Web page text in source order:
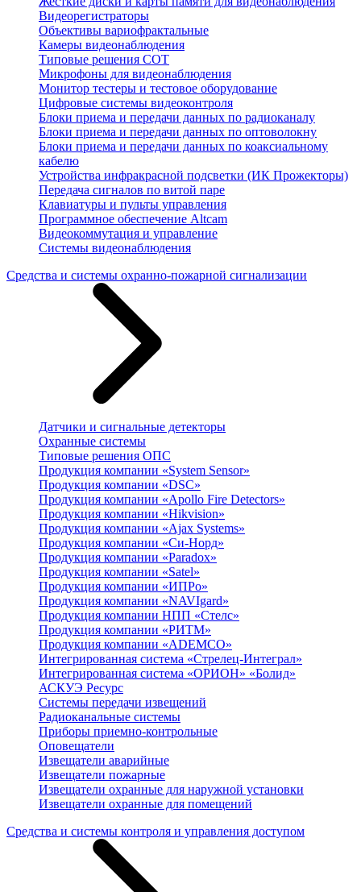
Видеорегистраторы
Объективы вариофрактальные
Камеры видеонаблюдения
Типовые решения СОТ
Микрофоны для видеонаблюдения
Монитор тестеры и тестовое оборудование
Цифровые системы видеоконтроля
Блоки приема и передачи данных по радиоканалу
Блоки приема и передачи данных по оптоволокну
Блоки приема и передачи данных по коаксиальному
кабелю
Устройства инфракрасной подсветки (ИК Прожекторы)
Передача сигналов по витой паре
Клавиатуры и пульты управления
Программное обеспечение Altcam
Видеокоммутация и управление
Системы видеонаблюдения
Средства и системы охранно-пожарной сигнализации
Датчики и сигнальные детекторы
Охранные системы
Типовые решения ОПС
Продукция компании «System Sensor»
Продукция компании «DSC»
Продукция компании «Apollo Fire Detectors»
Продукция компании «Hikvision»
Продукция компании «Ajax Systems»
Продукция компании «Си-Норд»
Продукция компании «Paradox»
Продукция компании «Satel»
Продукция компании «ИПРо»
Продукция компании «NAVIgard»
Продукция компании НПП «Стелс»
Продукция компании «РИТМ»
Продукция компании «ADEMCO»
Интегрированная система «Стрелец-Интеграл»
Интегрированная система «ОРИОН» «Болид»
АСКУЭ Ресурс
Системы передачи извещений
Радиоканальные системы
Приборы приемно-контрольные
Оповещатели
Извещатели аварийные
Извещатели пожарные
Извещатели охранные для наружной установки
Извещатели охранные для помещений
Средства и системы контроля и управления доступом